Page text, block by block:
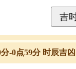
-0点59分 时辰吉凶